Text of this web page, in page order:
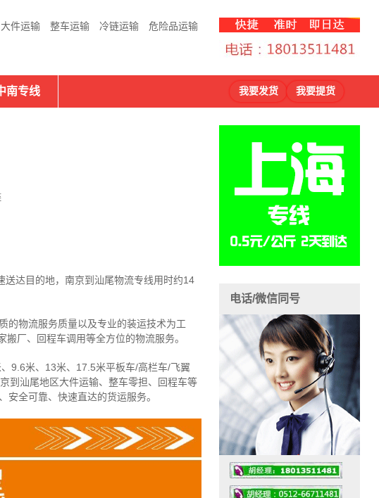
大件运输 整车运输 冷链运输 危险品运输
南专线 我要发货 我要提货
送达目的地，南京到汕尾物流专线用时约14
的物流服务质量以及专业的装运技术为工
厂、回程车调用等全方位的物流服务。
9.6米、13米、17.5米平板车/高栏车/飞翼
到汕尾地区大件运输、整车零担、回程车等
全可靠、快速直达的货运服务。
电话/微信同号